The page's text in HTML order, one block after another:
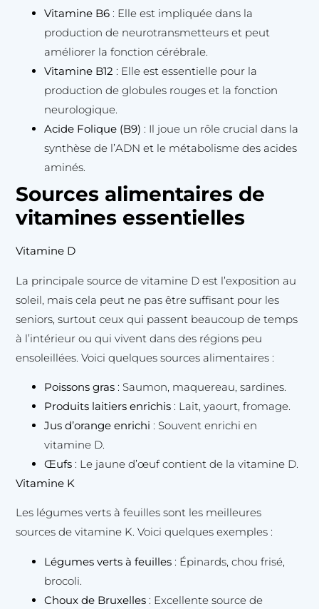
Vitamine B6 : Elle est impliquée dans la
production de neurotransmetteurs et peut
améliorer la fonction cérébrale.
Vitamine B12 : Elle est essentielle pour la
production de globules rouges et la fonction
neurologique.
Acide Folique (B9) : Il joue un rôle crucial dans la
synthèse de l’ADN et le métabolisme des acides
aminés.
Sources alimentaires de
vitamines essentielles
Vitamine D
La principale source de vitamine D est l’exposition au
soleil, mais cela peut ne pas être suffisant pour les
seniors, surtout ceux qui passent beaucoup de temps
à l’intérieur ou qui vivent dans des régions peu
ensoleillées. Voici quelques sources alimentaires :
Poissons gras : Saumon, maquereau, sardines.
Produits laitiers enrichis : Lait, yaourt, fromage.
Jus d’orange enrichi : Souvent enrichi en
vitamine D.
Œufs : Le jaune d’œuf contient de la vitamine D.
Vitamine K
Les légumes verts à feuilles sont les meilleures
sources de vitamine K. Voici quelques exemples :
Légumes verts à feuilles : Épinards, chou frisé,
brocoli.
Choux de Bruxelles : Excellente source de